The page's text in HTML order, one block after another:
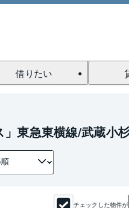
借りたい
」東急東横線/武蔵小
チェックした物件が